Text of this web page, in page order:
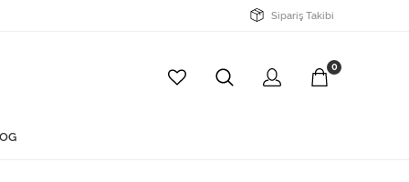
Sipariş Takibi
0